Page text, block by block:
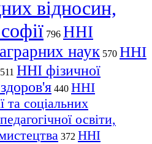
відносин,
796 ННІ
наук 570 ННІ
511 ННІ фізичної
440 ННІ
та соціальних
освіти,
372 ННІ